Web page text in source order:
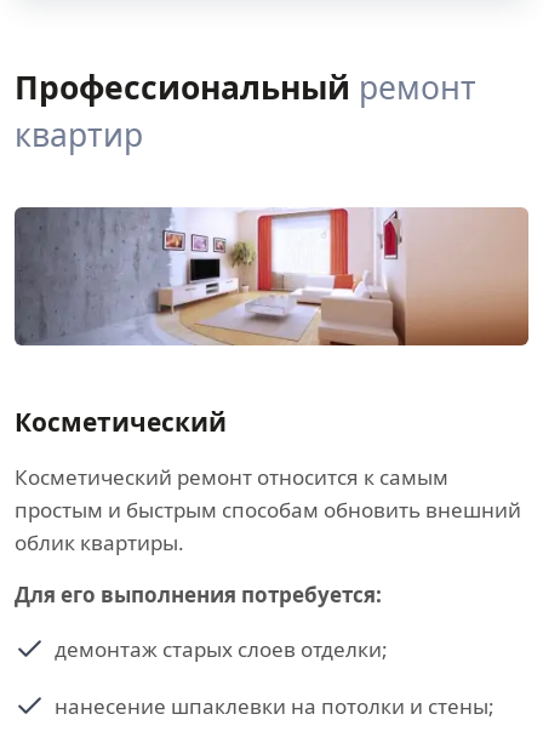
Профессиональный ремонт
квартир
Косметический
Косметический ремонт относится к самым
простым и быстрым способам обновить внешний
облик квартиры.
Для его выполнения потребуется:
демонтаж старых слоев отделки;
нанесение шпаклевки на потолки и стены;